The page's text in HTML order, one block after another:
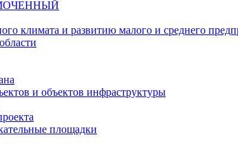
климата и развитию малого и среднего
и объектов инфраструктуры
площадки